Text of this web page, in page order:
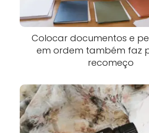
Colocar documentos e
em ordem também faz
recomeço